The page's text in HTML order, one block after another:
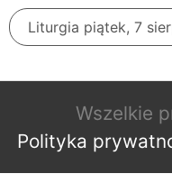
Liturgia piątek, 7
Wszelkie
Polityka